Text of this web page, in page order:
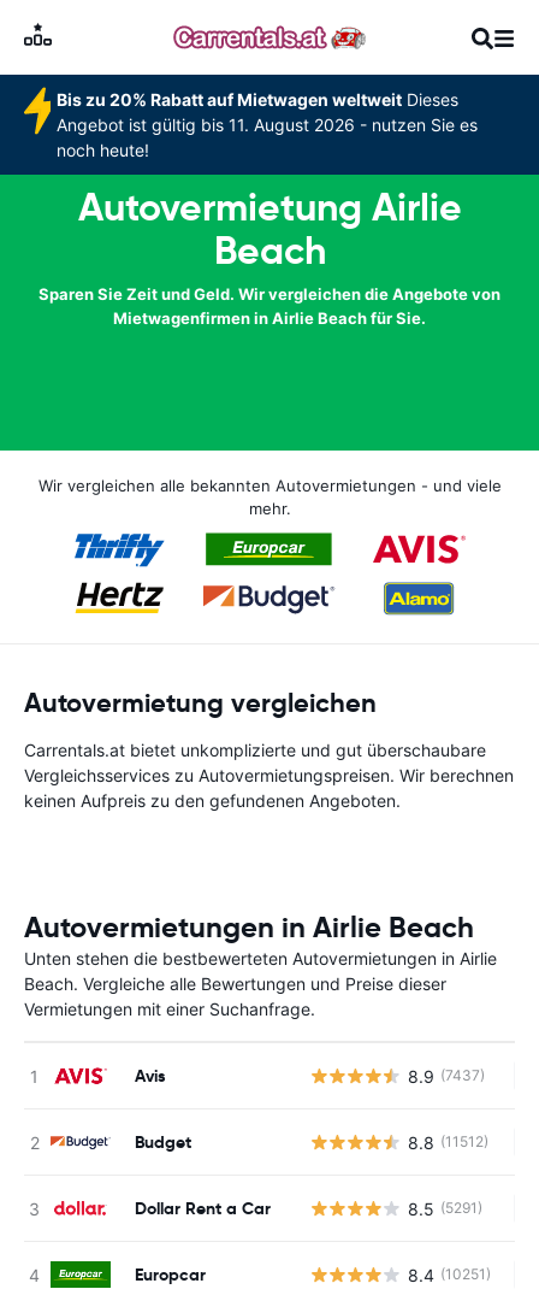
Bis zu 20% Rabatt auf Mietwagen weltweitDieses
Angebot ist gültig bis 11. August 2026 - nutzen Sie es
noch heute!
Autovermietung Airlie
Beach
Sparen Sie Zeit und Geld. Wir vergleichen die Angebote von
Mietwagenfirmen in Airlie Beach für Sie.
Wir vergleichen alle bekannten Autovermietungen - und viele
mehr.
Autovermietung vergleichen
Carrentals.at bietet unkomplizierte und gut überschaubare
Vergleichsservices zu Autovermietungspreisen. Wir berechnen
keinen Aufpreis zu den gefundenen Angeboten.
Autovermietungen in Airlie Beach
Unten stehen die bestbewerteten Autovermietungen in Airlie
Beach. Vergleiche alle Bewertungen und Preise dieser
Vermietungen mit einer Suchanfrage.
Avis 8.9 (7437)
Budget 8.8 (11512)
Dollar Rent a Car 8.5 (5291)
Europcar 8.4 (10251)